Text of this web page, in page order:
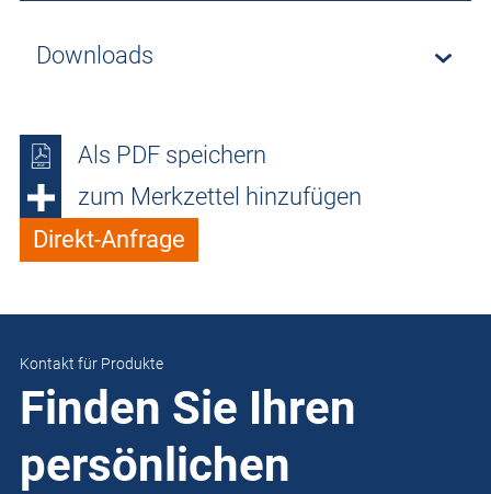
Downloads
Als PDF speichern
zum Merkzettel hinzufügen
Direkt-Anfrage
Kontakt für Produkte
Finden Sie Ihren
persönlichen